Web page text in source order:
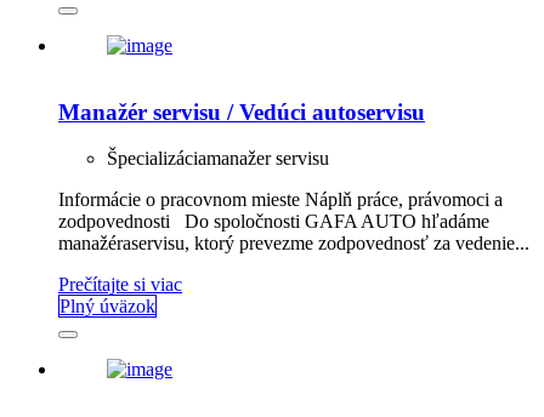
Manažér servisu / Vedúci autoservisu
Špecializáciamanažer servisu
Informácie o pracovnom mieste Náplň práce, právomoci a
zodpovednosti Do spoločnosti GAFA AUTO hľadáme
manažéraservisu, ktorý prevezme zodpovednosť za vedenie...
Prečítajte si viac
Plný úväzok